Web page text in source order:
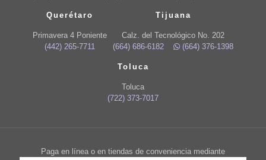
Querétaro
Primavera 4 Poniente
(442) 265-7711
Tijuana
Calz. del Tecnológico No. 202
(664) 686-6182
(664) 376-1398
Toluca
Toluca
(722) 373-7017
Paga en línea o en tiendas de conveniencia mediante